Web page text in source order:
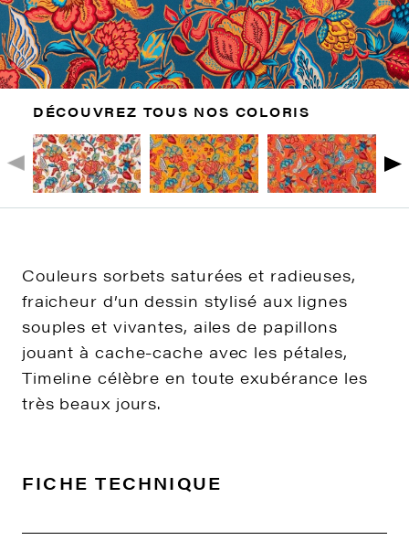
DÉCOUVREZ TOUS NOS COLORIS
Couleurs sorbets saturées et radieuses,
fraicheur d’un dessin stylisé aux lignes
souples et vivantes, ailes de papillons
jouant à cache-cache avec les pétales,
Timeline célèbre en toute exubérance les
très beaux jours.
FICHE TECHNIQUE